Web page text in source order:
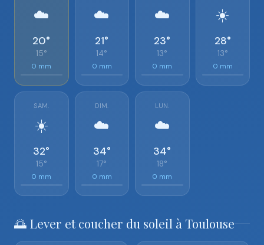
☁️
20°
15°
0 mm
☁️
21°
14°
0 mm
☁️
23°
13°
0 mm
☀️
28°
13°
0 mm
SAM.
☀️
32°
15°
0 mm
DIM.
☁️
34°
17°
0 mm
LUN.
☁️
34°
18°
0 mm
🌅 Lever et coucher du soleil à Toulouse